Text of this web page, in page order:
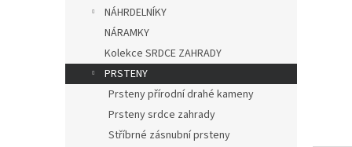
NÁHRDELNÍKY
NÁRAMKY
Kolekce SRDCE ZAHRADY
PRSTENY
Prsteny přírodní drahé kameny
Prsteny srdce zahrady
Stříbrné zásnubní prsteny